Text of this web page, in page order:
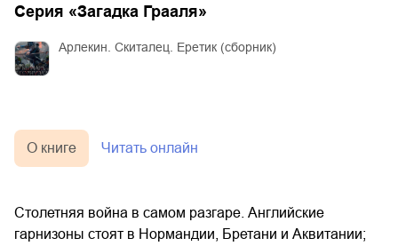
Серия «Загадка Грааля»
Арлекин. Скиталец. Еретик (сборник)
О книге Читать онлайн
Столетняя война в самом разгаре. Английские
гарнизоны стоят в Нормандии, Бретани и Аквитании;